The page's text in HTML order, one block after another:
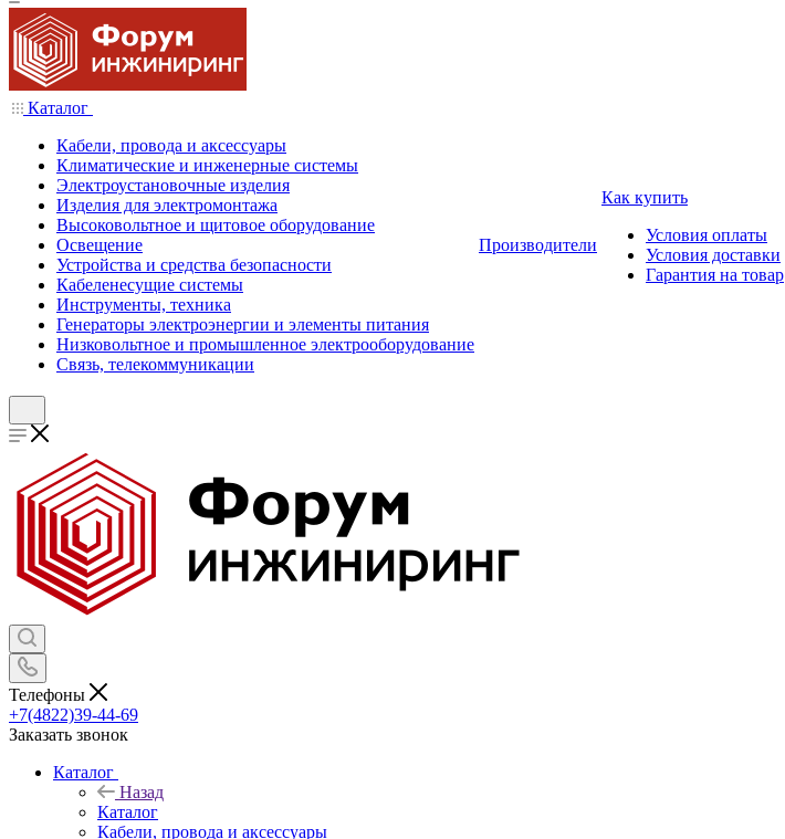
Каталог
Кабели, провода и аксессуары
Климатические и инженерные системы
Электроустановочные изделия
Изделия для электромонтажа
Высоковольтное и щитовое оборудование
Освещение
Устройства и средства безопасности
Кабеленесущие системы
Инструменты, техника
Генераторы электроэнергии и элементы питания
Низковольтное и промышленное электрооборудование
Связь, телекоммуникации
Производители
Как купить
Условия оплаты
Условия доставки
Гарантия на товар
Телефоны
+7(4822)39-44-69
Заказать звонок
Каталог
Назад
Каталог
Кабели, провода и аксессуары